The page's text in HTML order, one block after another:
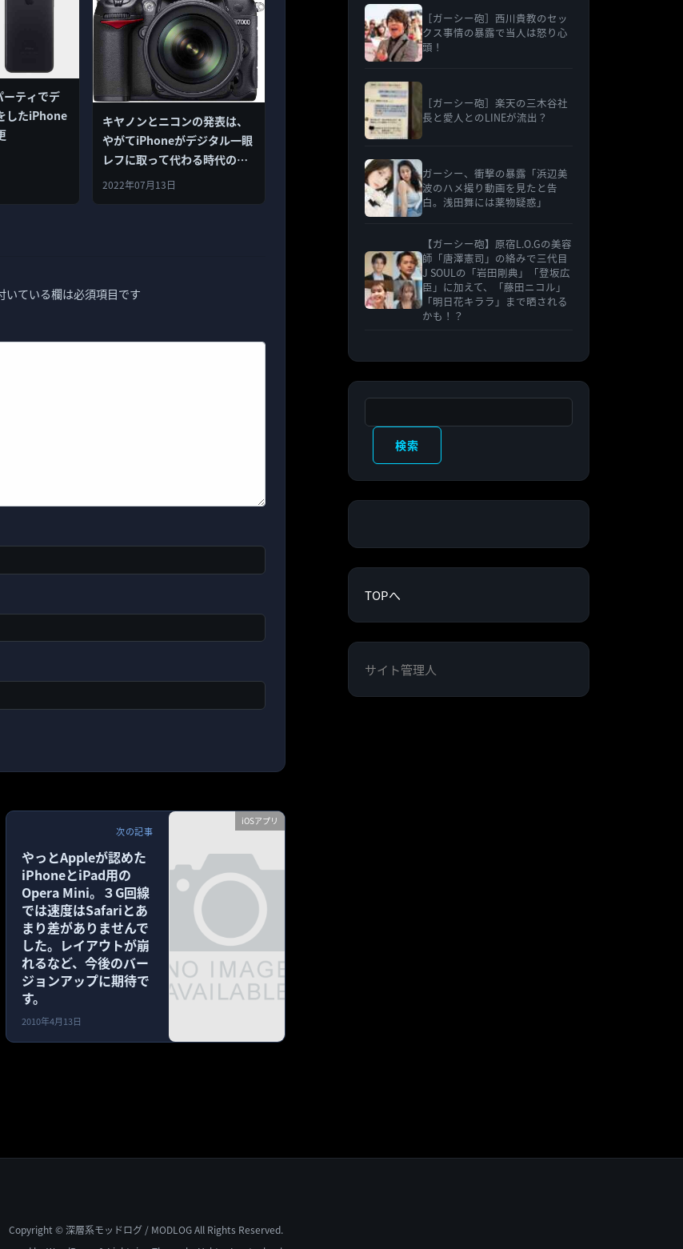
ティでデ
したiPhone
キヤノンとニコンの発表は、
やがてiPhoneがデジタル一眼
レフに取って代わる時代の到
来を予告
2022年07月13日
いている欄は必須項目です
iOSアプリ
次の記事
やっとAppleが認めた
iPhoneとiPad用の
Opera Mini。３G回線
では速度はSafariとあ
まり差がありませんで
した。レイアウトが崩
れるなど、今後のバー
ジョンアップに期待で
す。
2010年4月13日
［ガーシー砲］西川貴教のセッ
クス事情の暴露で当人は怒り心
頭！
［ガーシー砲］楽天の三木谷社
長と愛人とのLINEが流出？
ガーシー、衝撃の暴露「浜辺美
波のハメ撮り動画を見たと告
白。浅田舞には薬物疑惑」
【ガーシー砲】原宿L.O.Gの美容
師「唐澤憲司」の絡みで三代目
J SOULの「岩田剛典」「登坂広
臣」に加えて、「藤田ニコル」
「明日花キララ」まで晒される
かも！？
検索
TOPへ
サイト管理人
Copyright © 深層系モッドログ / MODLOG All Rights Reserved.